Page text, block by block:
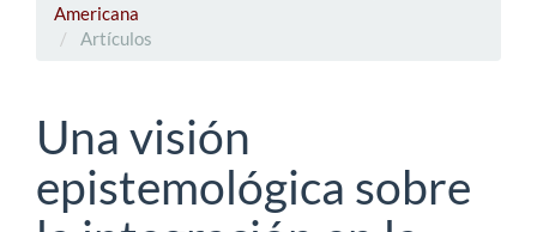
Americana
Artículos
Una visión
epistemológica sobre